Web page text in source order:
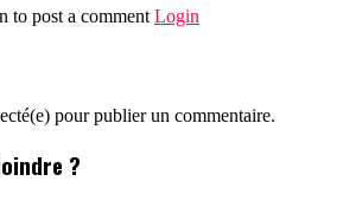
to post a comment Login
pour publier un commentaire.
?